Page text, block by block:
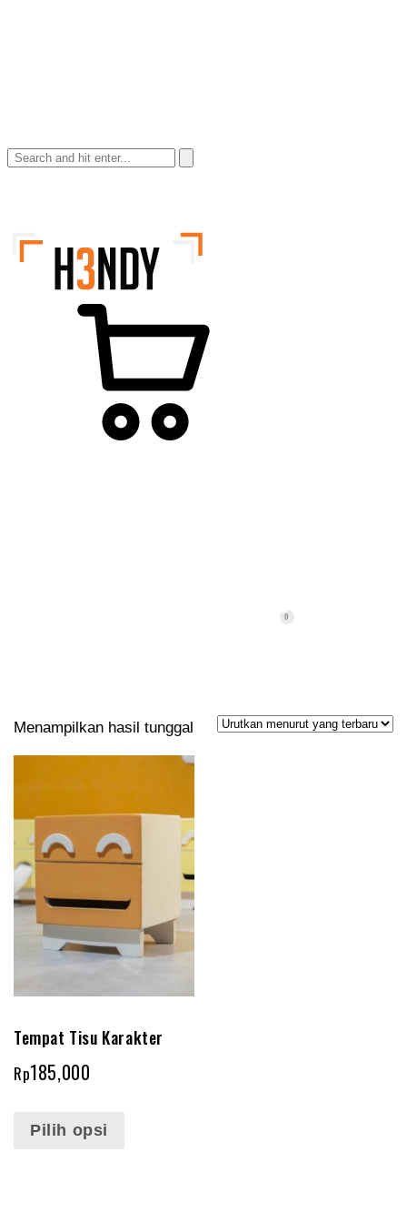
0
Menampilkan hasil tunggal
Tempat Tisu Karakter
Rp185,000
Pilih opsi